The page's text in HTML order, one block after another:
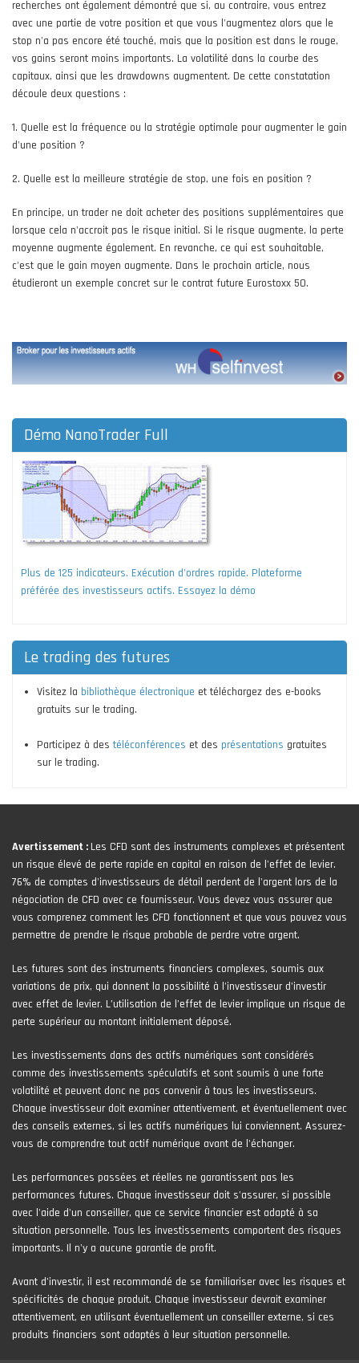
recherches ont également démontré que si, au contraire, vous entrez
avec une partie de votre position et que vous l'augmentez alors que le
stop n'a pas encore été touché, mais que la position est dans le rouge,
vos gains seront moins importants. La volatilité dans la courbe des
capitaux, ainsi que les drawdowns augmentent. De cette constatation
découle deux questions :
1. Quelle est la fréquence ou la stratégie optimale pour augmenter le gain
d'une position ?
2. Quelle est la meilleure stratégie de stop, une fois en position ?
En principe, un trader ne doit acheter des positions supplémentaires que
lorsque cela n'accroit pas le risque initial. Si le risque augmente, la perte
moyenne augmente également. En revanche, ce qui est souhaitable,
c'est que le gain moyen augmente. Dans le prochain article, nous
étudieront un exemple concret sur le contrat future Eurostoxx 50.
Démo NanoTrader Full
Plus de 125 indicateurs. Exécution d'ordres rapide. Plateforme
préférée des investisseurs actifs. Essayez la démo
Le trading des futures
Visitez la bibliothèque électronique et téléchargez des e-books
gratuits sur le trading.
Participez à destéléconférences et des présentations gratuites
sur le trading.
Avertissement : Les CFD sont des instruments complexes et présentent
un risque élevé de perte rapide en capital en raison de l'effet de levier.
76% de comptes d'investisseurs de détail perdent de l'argent lors de la
négociation de CFD avec ce fournisseur. Vous devez vous assurer que
vous comprenez comment les CFD fonctionnent et que vous pouvez vous
permettre de prendre le risque probable de perdre votre argent.
Les futures sont des instruments financiers complexes, soumis aux
variations de prix, qui donnent la possibilité à l’investisseur d’investir
avec effet de levier. L’utilisation de l’effet de levier implique un risque de
perte supérieur au montant initialement déposé.
Les investissements dans des actifs numériques sont considérés
comme des investissements spéculatifs et sont soumis à une forte
volatilité et peuvent donc ne pas convenir à tous les investisseurs.
Chaque investisseur doit examiner attentivement, et éventuellement avec
des conseils externes, si les actifs numériques lui conviennent. Assurez-
vous de comprendre tout actif numérique avant de l'échanger.
Les performances passées et réelles ne garantissent pas les
performances futures. Chaque investisseur doit s'assurer, si possible
avec l'aide d'un conseiller, que ce service financier est adapté à sa
situation personnelle. Tous les investissements comportent des risques
importants. Il n'y a aucune garantie de profit.
Avant d’investir, il est recommandé de se familiariser avec les risques et
spécificités de chaque produit. Chaque investisseur devrait examiner
attentivement, en utilisant éventuellement un conseiller externe, si ces
produits financiers sont adaptés à leur situation personnelle.